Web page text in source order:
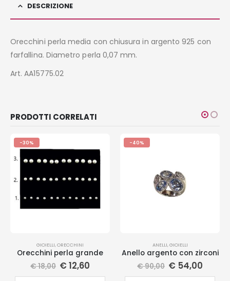
DESCRIZIONE
Orecchini perla media con chiusura in argento 925 con
farfallina. Diametro perla 0,07 mm.
Art. AA15775.02
PRODOTTI CORRELATI
-30%
GIOIELLI,ORECCHINI
Orecchini perla grande
€18,00 € 12,60
-40%
ANELLI,GIOIELLI
Anello argento con zirconi
€90,00 € 54,00